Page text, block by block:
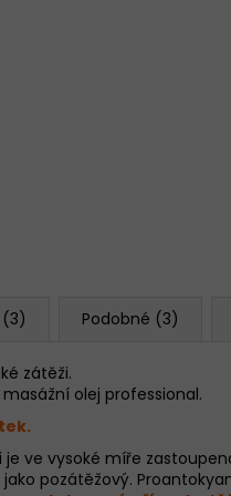
Podobné (3)
zátěži.
olej professional.
ve vysoké míře
pozátěžový.
&